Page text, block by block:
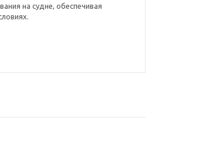
на судне, обеспечивая